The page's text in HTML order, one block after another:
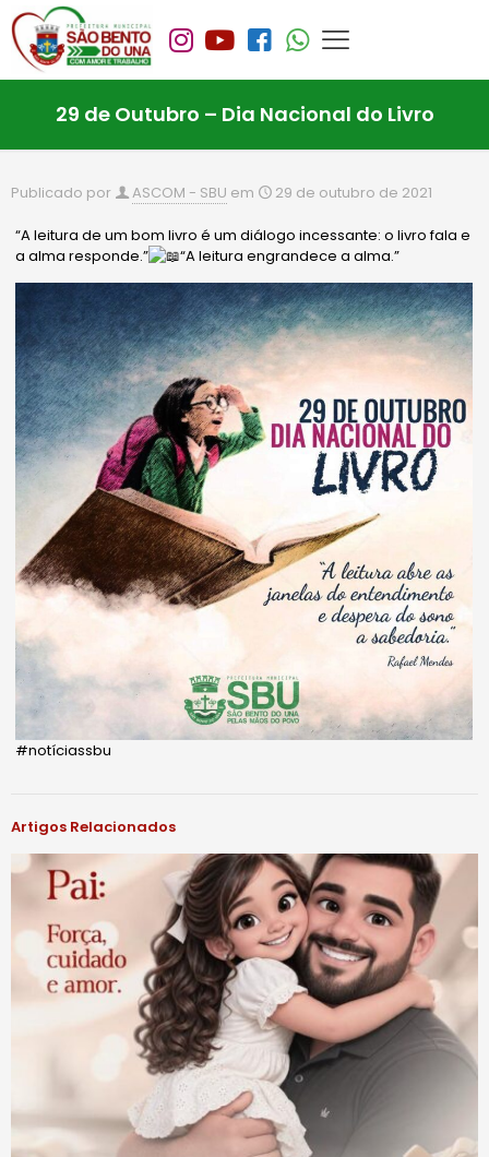
29 de Outubro – Dia Nacional do Livro
Publicado por ASCOM - SBU em 29 de outubro de 2021
“A leitura de um bom livro é um diálogo incessante: o livro fala e
a alma responde.”
“A leitura engrandece a alma.”
#notíciassbu
Artigos Relacionados